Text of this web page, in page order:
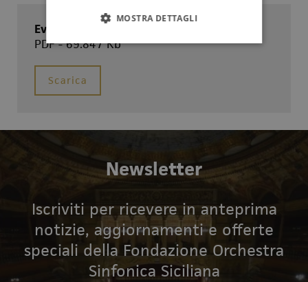
Evgeny Bushkov
PDF - 69.847 Kb
Scarica
Newsletter
Iscriviti per ricevere in anteprima
notizie, aggiornamenti e offerte
speciali della Fondazione Orchestra
Sinfonica Siciliana
MOSTRA DETTAGLI